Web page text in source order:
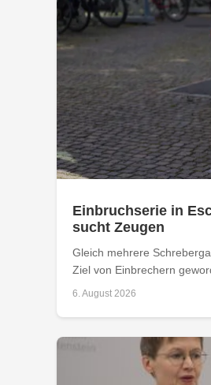
Einbruchserie in
sucht Zeugen
Gleich mehrere
Ziel von Einbrechern
6. August 2026